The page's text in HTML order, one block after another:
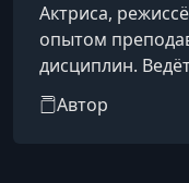
Актриса,
опытом
дисциплин.
мастерству,
искусству
Автор